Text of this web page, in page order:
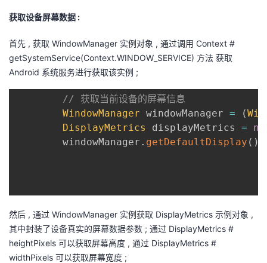
获取设备屏幕数据 :
首先 , 获取 WindowManager 实例对象 , 通过调用 Context #
getSystemService(Context.WINDOW_SERVICE) 方法 获取
Android 系统服务进行获取该实例 ;
// 获取当前设备的屏幕信息
WindowManager windowManager = (
DisplayMetrics
displayMetrics =
        windowManager
. getDefaultDisplay ( )
然后 , 通过 WindowManager 实例获取 DisplayMetrics 示例对象 ,
其中封装了设备真实的屏幕数据参数 ; 通过 DisplayMetrics #
heightPixels 可以获取屏幕高度 , 通过 DisplayMetrics #
widthPixels 可以获取屏幕宽度 ;